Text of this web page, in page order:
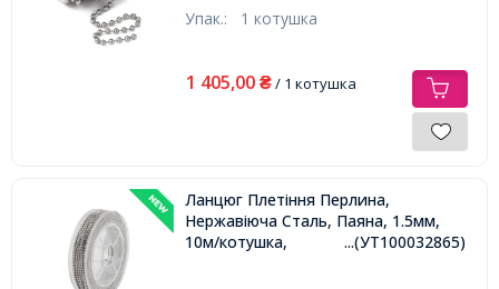
Упак.: 1 котушка
1 405,00 ₴/ 1 котушка
Ланцюг Плетіння Перлина,
Нержавіюча Сталь, Паяна, 1.5мм,
10м/котушка,
...(УТ100032865)